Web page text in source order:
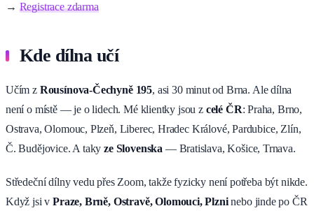
→ Registrace zdarma
Kde dílna učí
Učím z Rousínova-Čechyně 195, asi 30 minut od Brna. Ale dílna
není o místě — je o lidech. Mé klientky jsou z celé ČR: Praha, Brno,
Ostrava, Olomouc, Plzeň, Liberec, Hradec Králové, Pardubice, Zlín,
Č. Budějovice. A takyze Slovenska — Bratislava, Košice, Trnava.
Středeční dílny vedu přes Zoom, takže fyzicky není potřeba být nikde.
Když jsi vPraze, Brně, Ostravě, Olomouci, Plzninebo jinde po ČR